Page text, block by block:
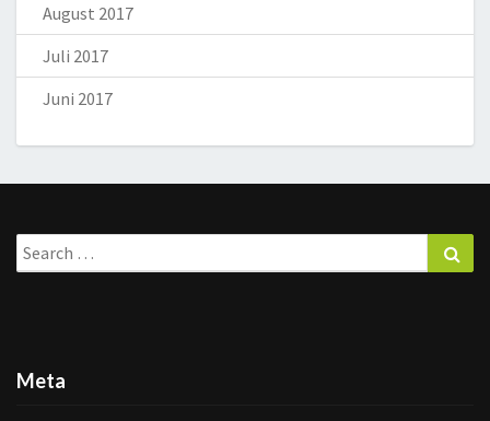
August 2017
Juli 2017
Juni 2017
Search
for:
Meta